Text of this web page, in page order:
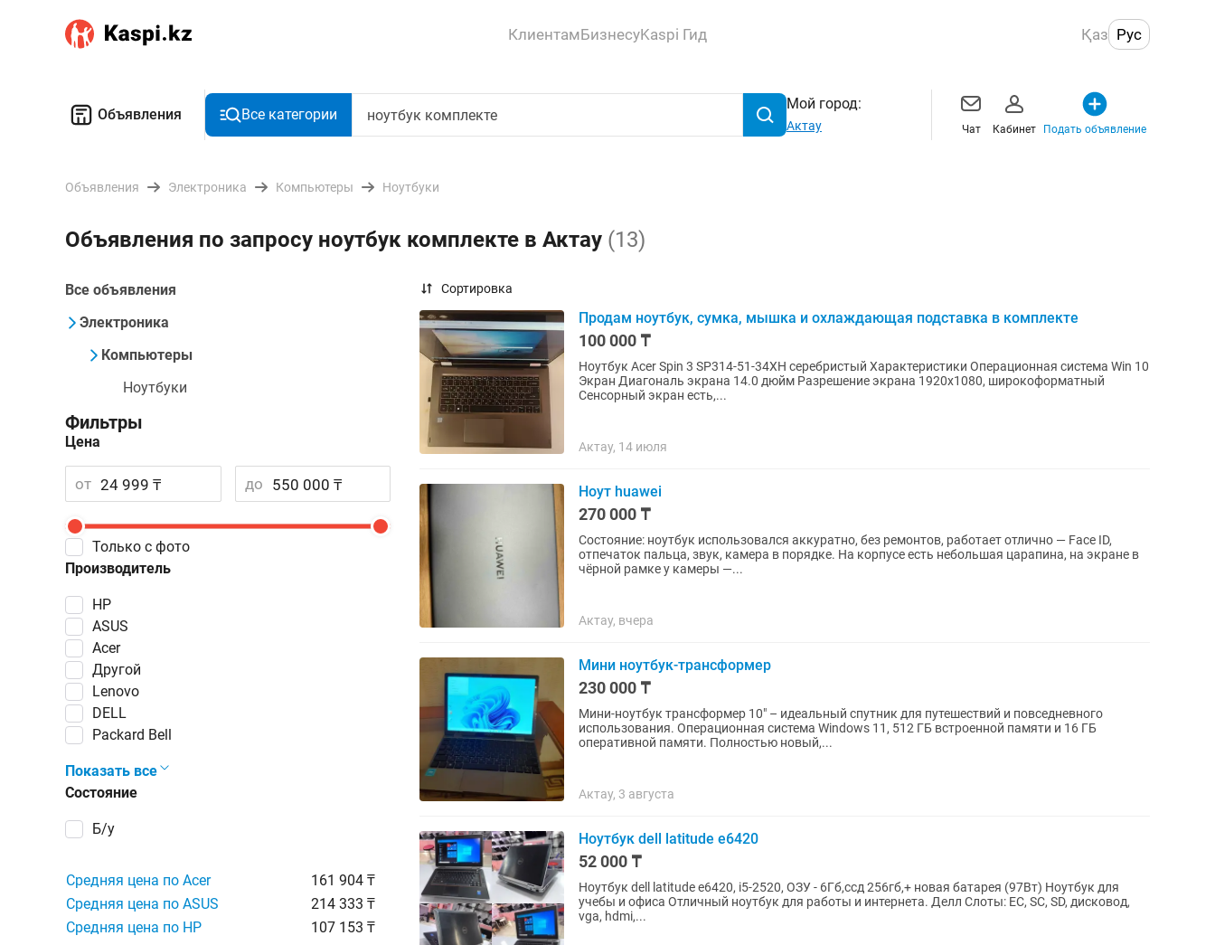
КлиентамБизнесуKaspi Гид Қаз Рус
Объявления Все категории
Мой город:
Актау Чат Кабинет Подать объявление
Объявления Электроника Компьютеры Ноутбуки
Объявления по запросу ноутбук комплекте в Актау (13)
Все объявления
Электроника
Компьютеры
Ноутбуки
Фильтры
Цена
от до
Производитель
HP
ASUS
Acer
Другой
Lenovo
DELL
Packard Bell
Показать все
Состояние
Б/у
Только с фото
Средняя цена по Acer
161 904 ₸
Средняя цена по ASUS
214 333 ₸
Средняя цена по HP
107 153 ₸
Сортировка
Продам ноутбук, сумка, мышка и охлаждающая подставка в комплекте
100 000 ₸
Ноутбук Acer Spin 3 SP314-51-34XH серебристый Характеристики Операционная система Win 10
Экран Диагональ экрана 14.0 дюйм Разрешение экрана 1920x1080, широкоформатный
Сенсорный экран есть,...
Актау, 14 июля
Ноут huawei
270 000 ₸
Состояние: ноутбук использовался аккуратно, без ремонтов, работает отлично — Face ID,
отпечаток пальца, звук, камера в порядке. На корпусе есть небольшая царапина, на экране в
чёрной рамке у камеры —...
Актау, вчера
Мини ноутбук-трансформер
230 000 ₸
Мини-ноутбук трансформер 10" – идеальный спутник для путешествий и повседневного
использования. Операционная система Windows 11, 512 ГБ встроенной памяти и 16 ГБ
оперативной памяти. Полностью новый,...
Актау, 3 августа
Ноутбук dell latitude e6420
52 000 ₸
Ноутбук dell latitude e6420, i5-2520, ОЗУ - 6Гб,ссд 256гб,+ новая батарея (97Вт) Ноутбук для
учебы и офиса Отличный ноутбук для работы и интернета. Делл Слоты: ЕС, SC, SD, дисковод,
vga, hdmi,...